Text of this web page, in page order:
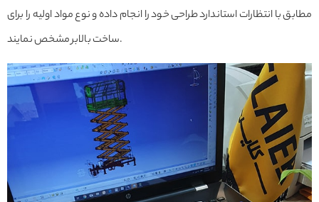
مطابق با انتظارات استاندارد طراحی خود را انجام داده و نوع مواد اولیه را برای
ساخت بالابر مشخص نمایند.